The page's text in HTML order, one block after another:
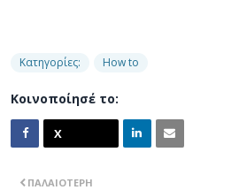
Κατηγορίες: How to
Κοινοποίησέ το:
ΠΑΛΑΙΌΤΕΡΗ